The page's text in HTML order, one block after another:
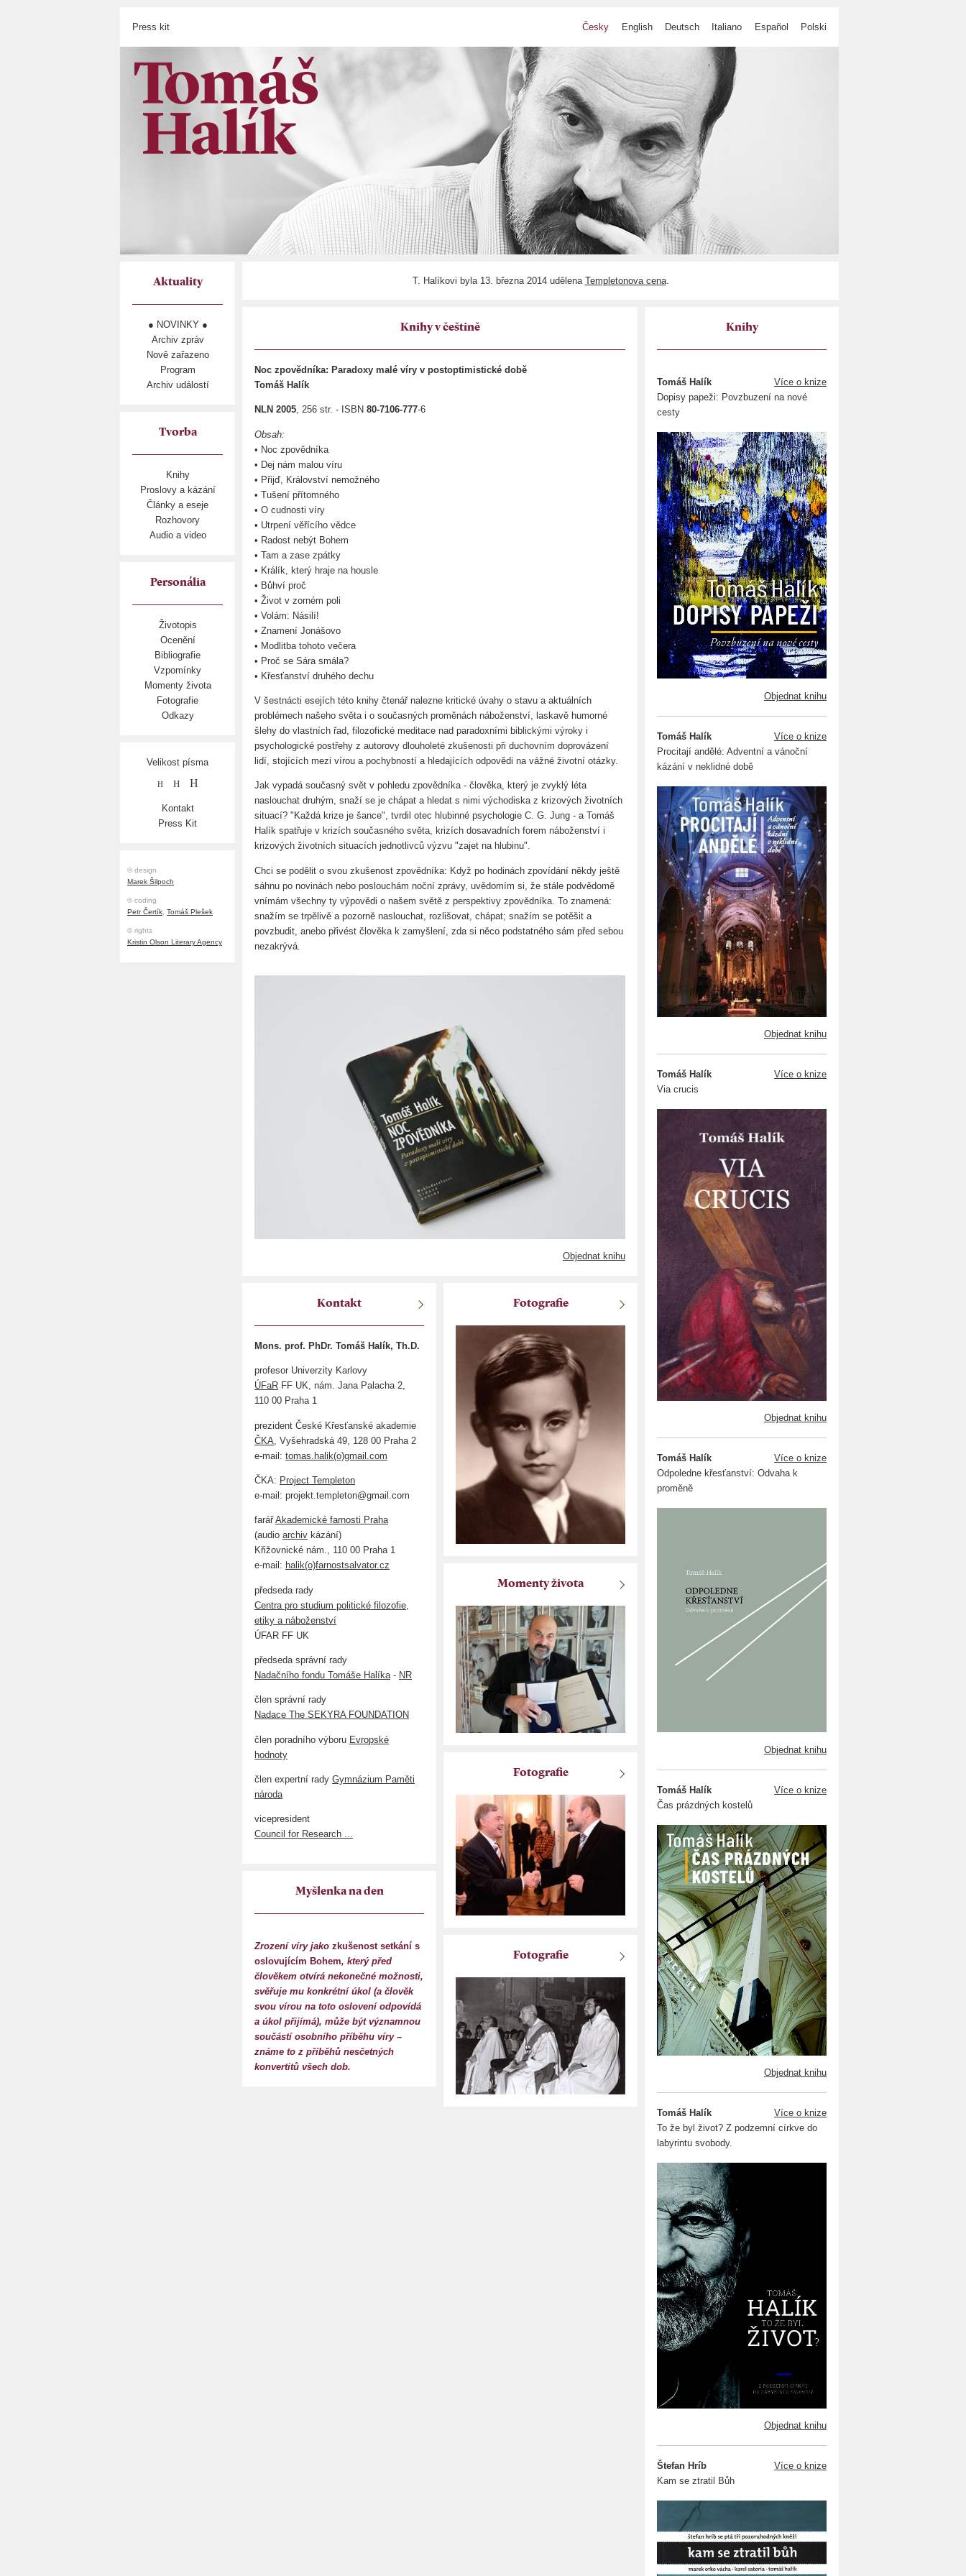
Press kit Česky English Deutsch Italiano Español Polski
Aktuality
● NOVINKY ●
Archiv zpráv
Nově zařazeno
Program
Archiv událostí
Tvorba
Knihy
Proslovy a kázání
Články a eseje
Rozhovory
Audio a video
Personália
Životopis
Ocenění
Bibliografie
Vzpomínky
Momenty života
Fotografie
Odkazy
Velikost písma
H H H
Kontakt
Press Kit
© design
Marek Šilpoch
© coding
Petr Čertík, Tomáš Plešek
© rights
Kristin Olson Literary Agency
T. Halíkovi byla 13. března 2014 udělena Templetonova cena.
Knihy v češtině
Noc zpovědníka: Paradoxy malé víry v postoptimistické době
Tomáš Halík
NLN 2005, 256 str. - ISBN 80-7106-777-6
Obsah:
• Noc zpovědníka
• Dej nám malou víru
• Přijď, Království nemožného
• Tušení přítomného
• O cudnosti víry
• Utrpení věřícího vědce
• Radost nebýt Bohem
• Tam a zase zpátky
• Králík, který hraje na housle
• Bůhví proč
• Život v zorném poli
• Volám: Násilí!
• Znamení Jonášovo
• Modlitba tohoto večera
• Proč se Sára smála?
• Křesťanství druhého dechu
V šestnácti esejích této knihy čtenář nalezne kritické úvahy o stavu a aktuálních
problémech našeho světa i o současných proměnách náboženství, laskavě humorné
šlehy do vlastních řad, filozofické meditace nad paradoxními biblickými výroky i
psychologické postřehy z autorovy dlouholeté zkušenosti při duchovním doprovázení
lidí, stojících mezi vírou a pochybností a hledajících odpovědi na vážné životní otázky.
Jak vypadá současný svět v pohledu zpovědníka - člověka, který je zvyklý léta
naslouchat druhým, snaží se je chápat a hledat s nimi východiska z krizových životních
situací? "Každá krize je šance", tvrdil otec hlubinné psychologie C. G. Jung - a Tomáš
Halík spatřuje v krizích současného světa, krizích dosavadních forem náboženství i
krizových životních situacích jednotlivců výzvu "zajet na hlubinu".
Chci se podělit o svou zkušenost zpovědníka: Když po hodinách zpovídání někdy ještě
sáhnu po novinách nebo poslouchám noční zprávy, uvědomím si, že stále podvědomě
vnímám všechny ty výpovědi o našem světě z perspektivy zpovědníka. To znamená:
snažím se trpělivě a pozorně naslouchat, rozlišovat, chápat; snažím se potěšit a
povzbudit, anebo přivést člověka k zamyšlení, zda si něco podstatného sám před sebou
nezakrývá.
Objednat knihu
Knihy
Tomáš Halík
Více o knize
Dopisy papeži: Povzbuzení na nové
cesty
Objednat knihu
Tomáš Halík
Více o knize
Procitají andělé: Adventní a vánoční
kázání v neklidné době
Objednat knihu
Tomáš Halík
Více o knize
Via crucis
Objednat knihu
Tomáš Halík
Více o knize
Odpoledne křesťanství: Odvaha k
proměně
Objednat knihu
Tomáš Halík
Více o knize
Čas prázdných kostelů
Objednat knihu
Tomáš Halík
Více o knize
To že byl život? Z podzemní církve do
labyrintu svobody.
Objednat knihu
Štefan Hríb
Více o knize
Kam se ztratil Bůh
Kontakt
Mons. prof. PhDr. Tomáš Halík, Th.D.
profesor Univerzity Karlovy
ÚFaR FF UK, nám. Jana Palacha 2,
110 00 Praha 1
prezident České Křesťanské akademie
ČKA , Vyšehradská 49, 128 00 Praha 2
e-mail: tomas.halik(o)gmail.com
ČKA: Project Templeton
e-mail: projekt.templeton@gmail.com
farářAkademické farnosti Praha
(audio archiv kázání)
Křižovnické nám., 110 00 Praha 1
e-mail: halik(o)farnostsalvator.cz
předseda rady
Centra pro studium politické filozofie,
etiky a náboženství
ÚFAR FF UK
předseda správní rady
Nadačního fondu Tomáše Halíka - NR
člen správní rady
Nadace The SEKYRA FOUNDATION
člen poradního výboru Evropské
hodnoty
člen expertní rady Gymnázium Paměti
národa
vicepresident
Council for Research ...
Fotografie
Momenty života
Fotografie
Myšlenka na den
Zrození víry jako zkušenost setkání s
oslovujícím Bohem, který před
člověkem otvírá nekonečné možnosti,
svěřuje mu konkrétní úkol (a člověk
svou vírou na toto oslovení odpovídá
a úkol přijímá), může být významnou
součástí osobního příběhu víry –
známe to z příběhů nesčetných
konvertitů všech dob.
Fotografie